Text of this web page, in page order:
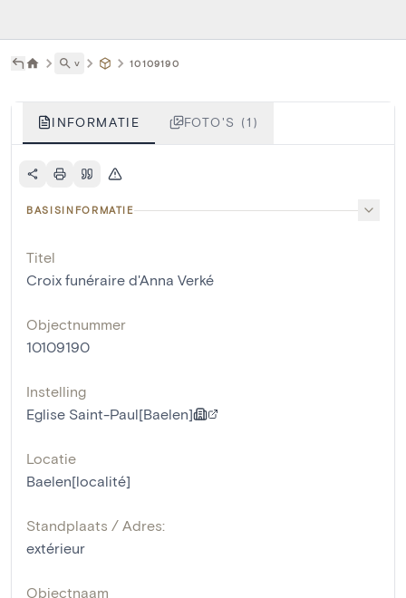
˅ 10109190
INFORMATIE FOTO'S (1)
BASISINFORMATIE
Titel
Croix funéraire d'Anna Verké
Objectnummer
10109190
Instelling
Eglise Saint-Paul[Baelen]
Locatie
Baelen[localité]
Standplaats / Adres:
extérieur
Objectnaam